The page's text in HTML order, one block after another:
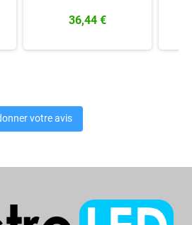
36,44 €
votre avis